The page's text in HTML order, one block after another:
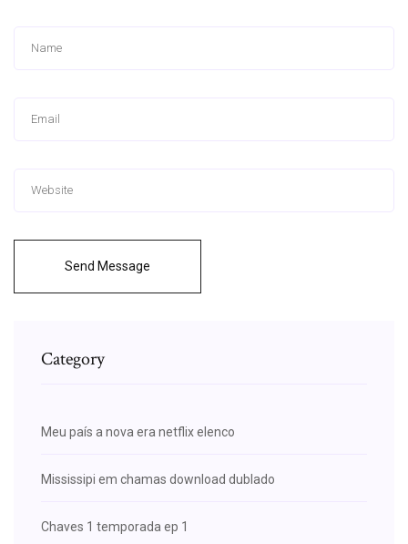
Send Message
Category
Meu país a nova era netflix elenco
Mississipi em chamas download dublado
Chaves 1 temporada ep 1